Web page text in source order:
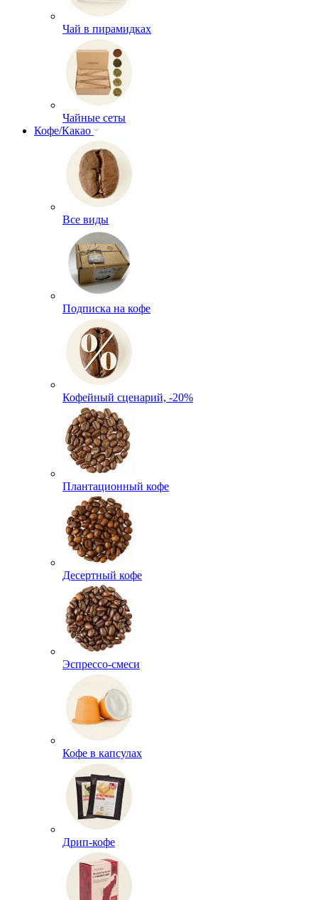
Чай в пирамидках
Чайные сеты
Кофе/Какао
Все виды
Подписка на кофе
Кофейный сценарий, -20%
Плантационный кофе
Десертный кофе
Эспрессо-смеси
Кофе в капсулах
Дрип-кофе